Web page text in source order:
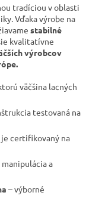
tradíciou v oblasti
Vďaka výrobe na
stabilné
kvalitatívne
výrobcov
väčšina lacných
testovaná na
je certifikovaný na
a
– výborné